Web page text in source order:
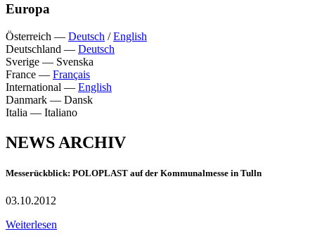
Europa
Österreich — Deutsch /English
Deutschland — Deutsch
Sverige — Svenska
France — Français
International — English
Danmark — Dansk
Italia — Italiano
NEWS ARCHIV
Messerückblick: POLOPLAST auf der Kommunalmesse in Tulln
03.10.2012
Weiterlesen